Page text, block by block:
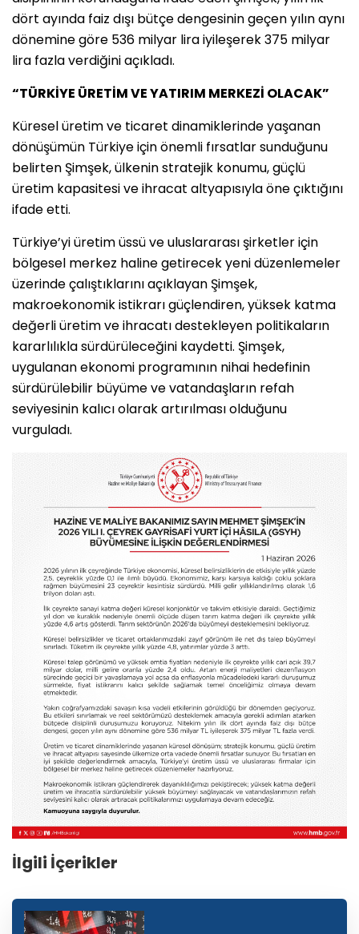
dört ayında faiz dışı bütçe dengesinin geçen yılın aynı
dönemine göre 536 milyar lira iyileşerek 375 milyar
lira fazla verdiğini açıkladı.
“TÜRKİYE ÜRETİM VE YATIRIM MERKEZİ OLACAK”
Küresel üretim ve ticaret dinamiklerinde yaşanan
dönüşümün Türkiye için önemli fırsatlar sunduğunu
belirten Şimşek, ülkenin stratejik konumu, güçlü
üretim kapasitesi ve ihracat altyapısıyla öne çıktığını
ifade etti.
Türkiye’yi üretim üssü ve uluslararası şirketler için
bölgesel merkez haline getirecek yeni düzenlemeler
üzerinde çalıştıklarını açıklayan Şimşek,
makroekonomik istikrarı güçlendiren, yüksek katma
değerli üretim ve ihracatı destekleyen politikaların
kararlılıkla sürdürüleceğini kaydetti. Şimşek,
uygulanan ekonomi programının nihai hedefinin
sürdürülebilir büyüme ve vatandaşların refah
seviyesinin kalıcı olarak artırılması olduğunu
vurguladı.
İlgili İçerikler